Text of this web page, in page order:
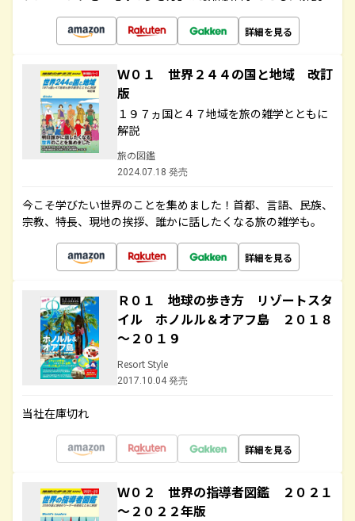
詳細を見る
Ｗ０１ 世界２４４の国と地域 改訂
版
１９７ヵ国と４７地域を旅の雑学とともに
解説
旅の図鑑
2024.07.18 発売
今こそ学びたい世界のことを集めました！首都、言語、民族、
宗教、特長、現地の挨拶、誰かに話したくなる旅の雑学も。
詳細を見る
Ｒ０１ 地球の歩き方 リゾートスタ
イル ホノルル＆オアフ島 ２０１８
～２０１９
Resort Style
2017.10.04 発売
当社在庫切れ
詳細を見る
Ｗ０２ 世界の指導者図鑑 ２０２１
～２０２２年版